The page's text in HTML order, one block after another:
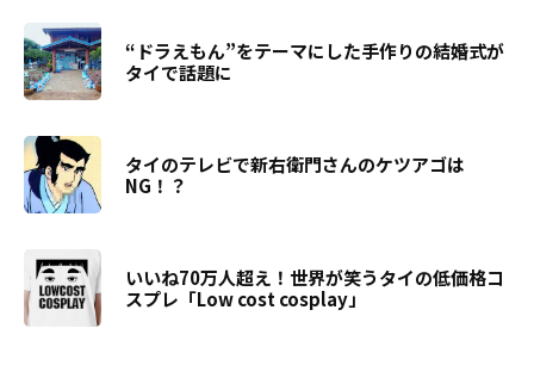
“ドラえもん”をテーマにした手作りの結婚式が
タイで話題に
タイのテレビで新右衛門さんのケツアゴは
NG！？
いいね70万人超え！世界が笑うタイの低価格コ
スプレ「Low cost cosplay」